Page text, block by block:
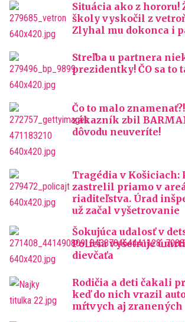
Situácia ako z hororu!
školy vyskočil z
Zlyhal mu dokonca i
Streľba u partnera
prezidentky! ČO sa to
Čo to malo
zákazník zbil
dôvodu neuveríte!
Tragédia v Košiciach:
zastrelil priamo v
riaditeľstva. Úrad
už začal vyšetrovanie
Šokujúca udalosť v
Polícia vyšetruje
dievčaťa
Rodičia a deti čakali
keď do nich vrazil
mŕtvych aj zranených